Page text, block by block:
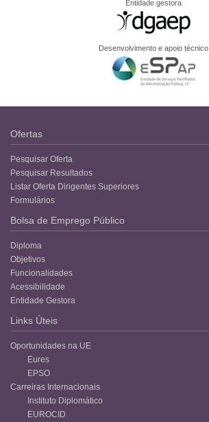
Entidade gestora
Desenvolvimento e apoio técnico
Ofertas
Pesquisar Oferta
Pesquisar Resultados
Listar Oferta Dirigentes Superiores
Formulários
Bolsa de Emprego Público
Diploma
Objetivos
Funcionalidades
Acessibilidade
Entidade Gestora
Links Úteis
Oportunidades na UE
Eures
EPSO
Carreiras Internacionais
Instituto Diplomático
EUROCID